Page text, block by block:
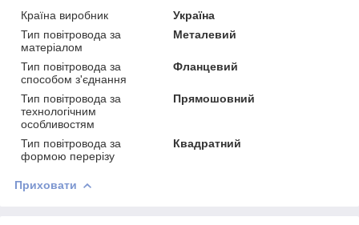
Країна виробник
Україна
Тип повітровода за
матеріалом
Металевий
Тип повітровода за
способом з'єднання
Фланцевий
Тип повітровода за
технологічним
особливостям
Прямошовний
Тип повітровода за
формою перерізу
Квадратний
Приховати